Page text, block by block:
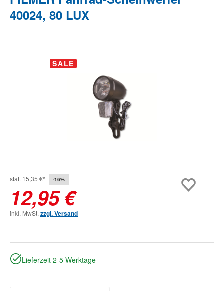
40024, 80 LUX
Bildergalerie überspringen
SALE
statt15,35 €* -16%
12,95 €
inkl. MwSt. zzgl. Versand
Lieferzeit 2-5 Werktage